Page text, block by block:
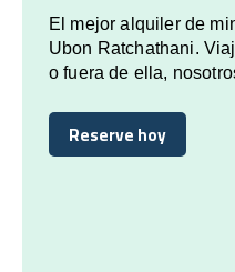
El mejor alquiler de
Ubon Ratchathani.
o fuera de ella,
Reserve hoy
Reserve hoy